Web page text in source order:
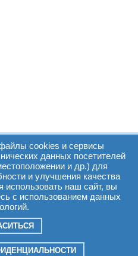
Томск, пр. Ленина г,
д. 159
cookies и сервисы
данных посетителей
и др.) для
и улучшения качества
наш сайт, вы
с использованием данных